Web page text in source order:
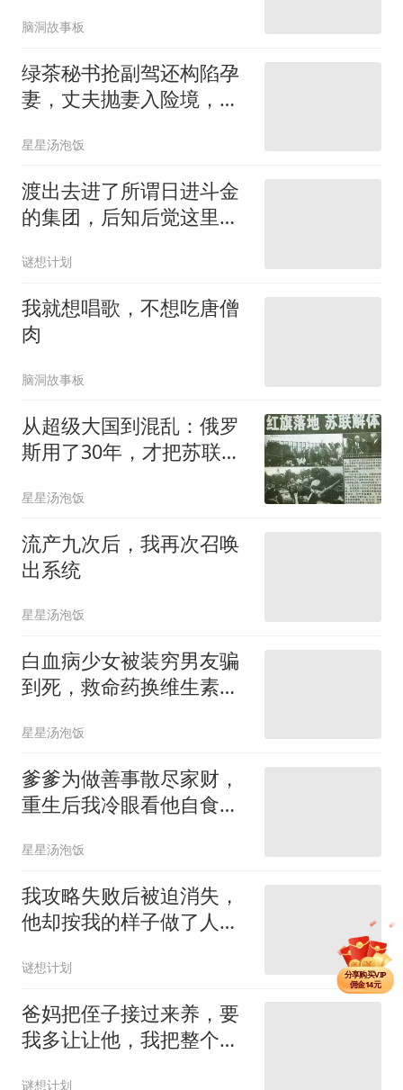
脑洞故事板
绿茶秘书抢副驾还构陷孕
妻，丈夫抛妻入险境，铁
星星汤泡饭
渡出去进了所谓日进斗金
的集团，后知后觉这里是
谜想计划
我就想唱歌，不想吃唐僧
肉
脑洞故事板
从超级大国到混乱：俄罗
斯用了30年，才把苏联解
星星汤泡饭
流产九次后，我再次召唤
出系统
星星汤泡饭
白血病少女被装穷男友骗
到死，救命药换维生素，
星星汤泡饭
爹爹为做善事散尽家财，
重生后我冷眼看他自食恶
星星汤泡饭
我攻略失败后被迫消失，
他却按我的样子做了人
谜想计划
爸妈把侄子接过来养，要
我多让让他，我把整个家
谜想计划
分享单篇
佣金2.5元
分享购买VIP
佣金14元